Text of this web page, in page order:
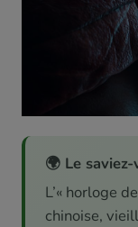
🌍 Le
L’« horloge
chinoise,